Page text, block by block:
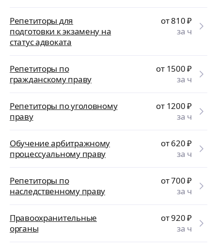
Репетиторы для
подготовки к экзамену на
статус адвоката
от 810₽
за ч
Репетиторы по
гражданскому праву
от 1500₽
за ч
Репетиторы по уголовному
праву
от 1200₽
за ч
Обучение арбитражному
процессуальному праву
от 620₽
за ч
Репетиторы по
наследственному праву
от 700₽
за ч
Правоохранительные
органы
от 920₽
за ч